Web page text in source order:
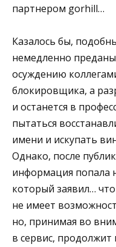
партнером gorhill…
Казалось бы,
немедленно
осуждению
блокировщика, а
и останется в
пытаться
имени и искупать
Однако, после
информация попала
который заявил…
не имеет
но, принимая во
в сервис,